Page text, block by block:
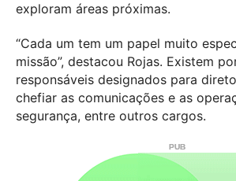
exploram áreas próximas.
“Cada um tem um papel muito
missão”, destacou Rojas. Existem
responsáveis designados para
chefiar as comunicações e as
segurança, entre outros cargos.